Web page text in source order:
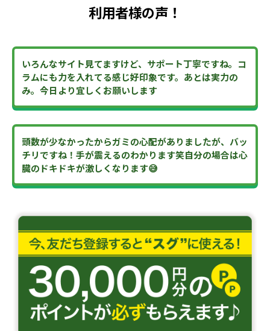
利用者様の声！
いろんなサイト見てますけど、サポート丁寧ですね。コ
ラムにも力を入れてる感じ好印象です。あとは実力の
み。今日より宜しくお願いします
頭数が少なかったからガミの心配がありましたが、バッ
チリですね！手が震えるのわかります笑自分の場合は心
臓のドキドキが激しくなります😅